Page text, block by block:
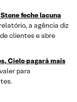
feche lacuna
a agência diz
clientes e abre
Cielo pagará mais
para